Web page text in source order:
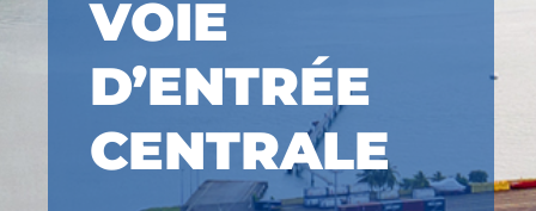
VOIE
D’ENTRÉE
CENTRALE